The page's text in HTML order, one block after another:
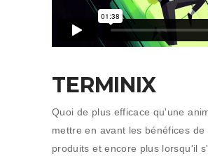
TERMINIX
Quoi de plus efficace qu'une
mettre en avant les bénéfices de
produits et encore plus lorsqu'il